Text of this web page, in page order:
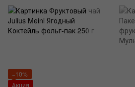
−10%
Акция